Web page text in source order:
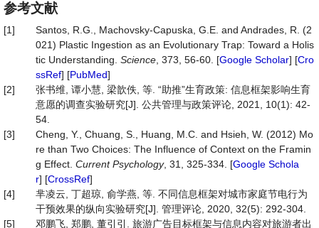
参考文献
[1]
Santos, R.G., Machovsky-Capuska, G.E. and Andrades, R. (2
021) Plastic Ingestion as an Evolutionary Trap: Toward a Holis
tic Understanding. Science , 373, 56-60. [Google Scholar] [Cro
ssRef] [PubMed]
[2]
张书维, 谭小慧, 梁歆佚, 等. “助推”生育政策: 信息框架影响生育
意愿的调查实验研究[J]. 公共管理与政策评论, 2021, 10(1): 42-
54.
[3]
Cheng, Y., Chuang, S., Huang, M.C. and Hsieh, W. (2012) Mo
re than Two Choices: The Influence of Context on the Framin
g Effect. Current Psychology, 31, 325-334. [Google Schola
r] [CrossRef]
[4]
芈凌云, 丁超琼, 俞学燕, 等. 不同信息框架对城市家庭节电行为
干预效果的纵向实验研究[J]. 管理评论, 2020, 32(5): 292-304.
[5]
邓鹏飞, 郑鹏, 董引引. 旅游广告目标框架与信息内容对旅游者出